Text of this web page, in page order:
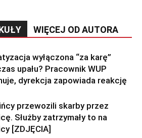
WIĘCEJ OD AUTORA
wyłączona “za karę”
upału? Pracownik WUP
dyrekcja zapowiada reakcję
przewozili skarby przez
Służby zatrzymały to na
[ZDJĘCIA]